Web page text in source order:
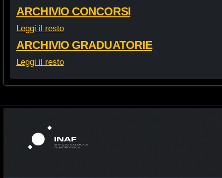
ARCHIVIO CONCORSI
Leggi il resto
ARCHIVIO GRADUATORIE
Leggi il resto